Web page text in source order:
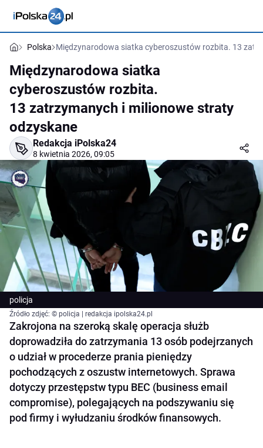
Polska Międzynarodowa siatka cyberoszustów rozbita. 13
Międzynarodowa siatka
cyberoszustów rozbita.
13 zatrzymanych i milionowe straty
odzyskane
Redakcja iPolska24
8 kwietnia 2026, 09:05
policja
Źródło zdjęć: © policja | redakcja ipolska24.pl
Zakrojona na szeroką skalę operacja służb
doprowadziła do zatrzymania 13 osób podejrzanych
o udział w procederze prania pieniędzy
pochodzących z oszustw internetowych. Sprawa
dotyczy przestępstw typu BEC (business email
compromise), polegających na podszywaniu się
pod firmy i wyłudzaniu środków finansowych.